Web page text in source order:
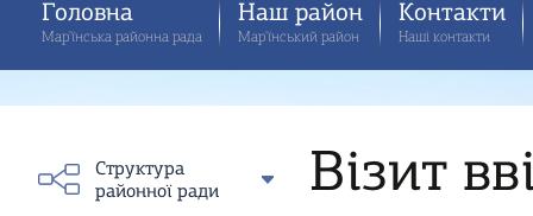
Головна
Мар'їнська районна рада
Наш район
Мар'їнський район
Контакти
Наші контакти
Структура
районної ради
Візит